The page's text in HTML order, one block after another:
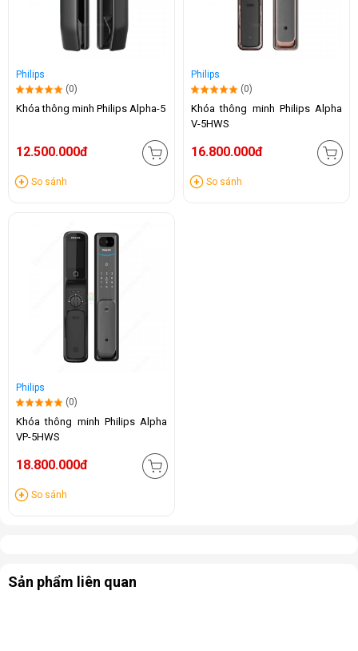
Philips
(0)
Khóa thông minh Philips Alpha-5
12.500.000đ
So sánh
Philips
(0)
Khóa thông minh Philips Alpha
V-5HWS
16.800.000đ
So sánh
Philips
(0)
Khóa thông minh Philips Alpha
VP-5HWS
18.800.000đ
So sánh
Sản phẩm liên quan